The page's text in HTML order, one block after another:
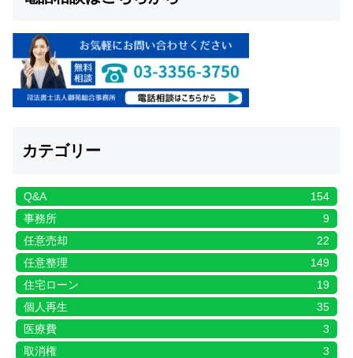
カテゴリー
Q&A
154
事務所
9
任意売却
22
任意整理
149
住宅ローン
19
個人再生
35
医療費
3
取消権
3